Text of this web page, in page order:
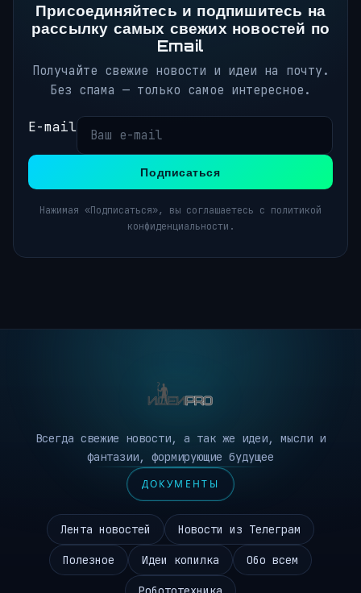
Присоединяйтесь и подпишитесь на
рассылку самых свежих новостей по
Email
Получайте свежие новости и идеи на почту.
Без спама — только самое интересное.
E-mail
Подписаться
Нажимая «Подписаться», вы соглашаетесь с политикой
конфиденциальности.
Всегда свежие новости, а так же идеи, мысли и
фантазии, формирующие будущее
ДОКУМЕНТЫ
Лента новостей Новости из Телеграм
Полезное Идеи копилка Обо всем